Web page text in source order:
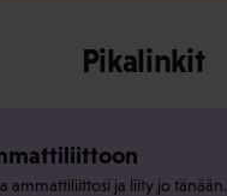
Pikalinkit
ammattiliittosi ja liity jo tänään.